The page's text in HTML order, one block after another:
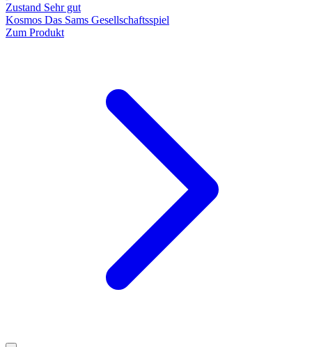
Zustand Sehr gut
Kosmos Das Sams Gesellschaftsspiel
Zum Produkt